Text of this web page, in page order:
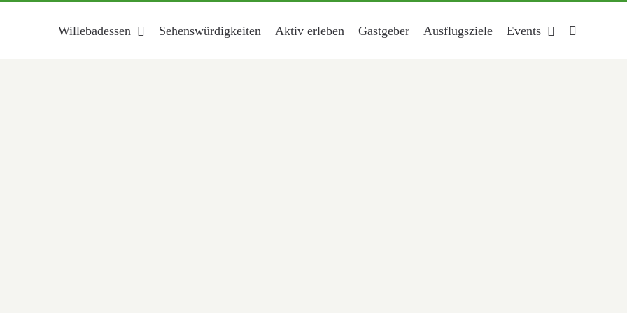
Willebadessen Sehenswürdigkeiten Aktiv erleben Gastgeber Ausflugsziele Events